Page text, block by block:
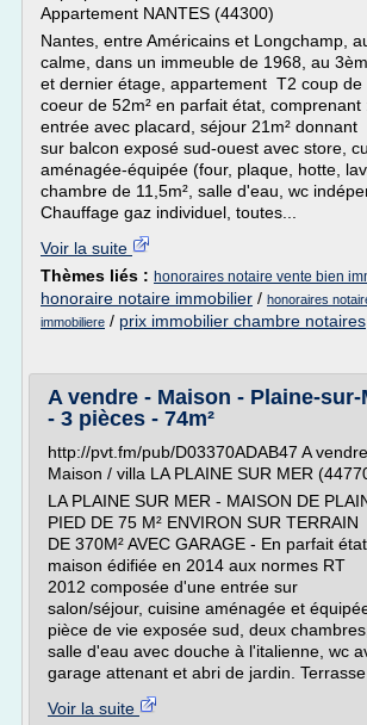
Appartement NANTES (44300)
Nantes, entre Américains et Longchamp,
calme, dans un immeuble de 1968, au
et dernier étage, appartement T2 coup de
coeur de 52m² en parfait état, comprenant
entrée avec placard, séjour 21m² donnant
sur balcon exposé sud-ouest avec store,
aménagée-équipée (four, plaque, hotte,
chambre de 11,5m², salle d'eau, wc
Chauffage gaz individuel, toutes...
Voir la suite
Thèmes liés : honoraires notaire vente bien
honoraire notaire immobilier / honoraires
immobiliere / prix immobilier chambre notaires
A vendre - Maison - Plaine-sur-
- 3 pièces - 74m²
http://pvt.fm/pub/D03370ADAB47 A vendre
Maison / villa LA PLAINE SUR MER
LA PLAINE SUR MER - MAISON DE
PIED DE 75 M² ENVIRON SUR TERRAIN
DE 370M² AVEC GARAGE - En parfait état,
maison édifiée en 2014 aux normes RT
2012 composée d'une entrée sur
salon/séjour, cuisine aménagée et
pièce de vie exposée sud, deux
salle d'eau avec douche à l'italienne, wc
garage attenant et abri de jardin. Terrasse
Voir la suite